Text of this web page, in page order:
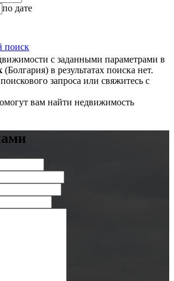
по дате
поиск
с заданными параметрами в
(Болгария) в результатах поиска нет.
запроса или свяжитесь с
вам найти недвижимость